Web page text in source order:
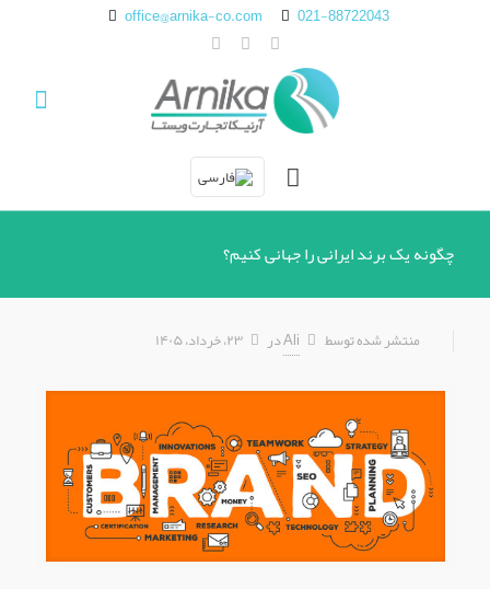
021-88722043
office@arnika-co.com
چگونه یک برند ایرانی را جهانی کنیم؟
منتشر شده توسط Aliدر ۲۳، خرداد، ۱۴۰۵